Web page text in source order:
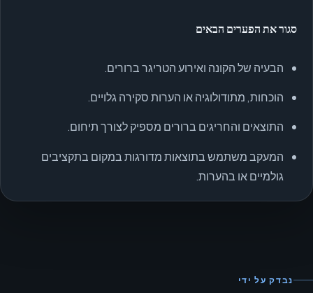
סגור את הפערים הבאים
הבעיה של הקונה ואירוע הטריגר ברורים.
הוכחות, מתודולוגיה או הערות סקירה גלויים.
התוצאים והחריגים ברורים מספיק לצורך תיחום.
המעקב משתמש בתוצאות מדורגות במקום בתקציבים
גולמיים או בהערות.
נבדק על ידי